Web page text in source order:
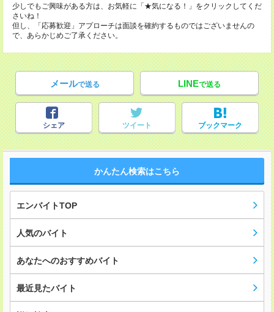
少しでもご興味がある方は、お気軽に「★気になる！」をクリックしてくだ
さいね！
但し、「応募歓迎」アプローチは面談を確約するものではございませんの
で、あらかじめご了承ください。
メールで送る LINEで送る
シェア ツイート ブックマーク
かんたん検索はこちら
エンバイトTOP
人気のバイト
あなたへのおすすめバイト
最近見たバイト